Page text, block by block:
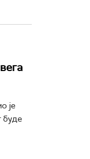
је
буде